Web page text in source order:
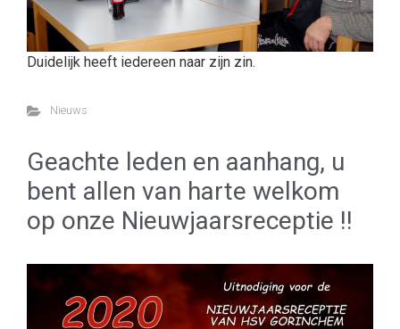
Duidelijk heeft iedereen naar zijn zin.
Nieuws
Geachte leden en aanhang, u
bent allen van harte welkom
op onze Nieuwjaarsreceptie !!